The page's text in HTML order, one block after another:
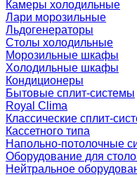
Камеры холодильные
Лари морозильные
Льдогенераторы
Столы холодильные
Морозильные шкафы
Холодильные шкафы
Кондиционеры
Бытовые сплит-системы
Royal Clima
Классические сплит-
Кассетного типа
Напольно-потолочные
Оборудование для
Нейтральное